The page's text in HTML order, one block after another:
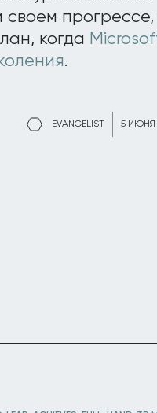
EVANGELIST 5 ИЮНЯ
своем
когда
.